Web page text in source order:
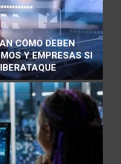
CÓMO DEBEN
Y EMPRESAS SI